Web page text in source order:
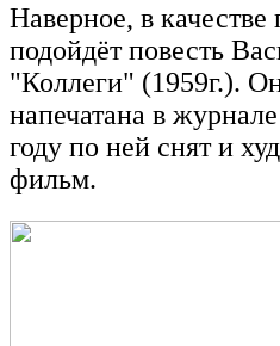
Наверное, в качестве
подойдёт повесть
"Коллеги" (1959г.).
напечатана в
году по ней снят и
фильм.